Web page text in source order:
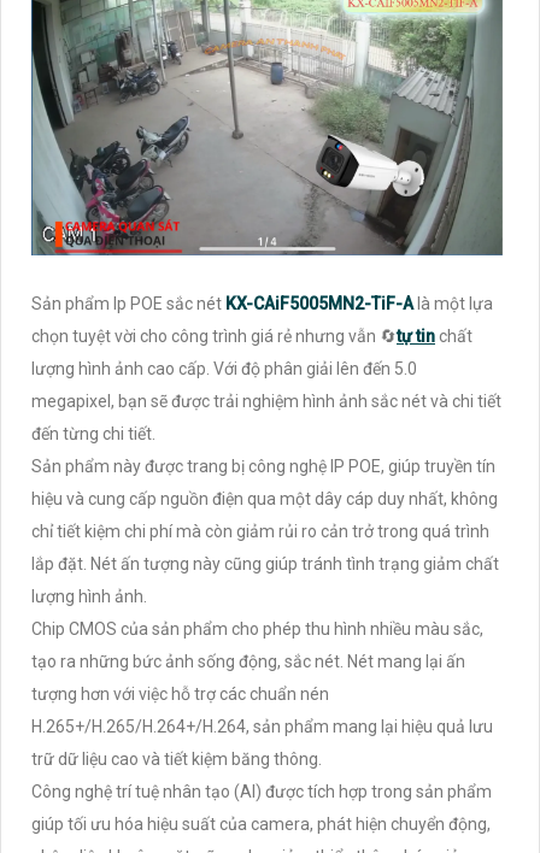
Sản phẩm Ip POE sắc nét KX-CAiF5005MN2-TiF-A là một lựa
chọn tuyệt vời cho công trình giá rẻ nhưng vẫn 🔄tự tinchất
lượng hình ảnh cao cấp. Với độ phân giải lên đến 5.0
megapixel, bạn sẽ được trải nghiệm hình ảnh sắc nét và chi tiết
đến từng chi tiết.
Sản phẩm này được trang bị công nghệ IP POE, giúp truyền tín
hiệu và cung cấp nguồn điện qua một dây cáp duy nhất, không
chỉ tiết kiệm chi phí mà còn giảm rủi ro cản trở trong quá trình
lắp đặt. Nét ấn tượng này cũng giúp tránh tình trạng giảm chất
lượng hình ảnh.
Chip CMOS của sản phẩm cho phép thu hình nhiều màu sắc,
tạo ra những bức ảnh sống động, sắc nét. Nét mang lại ấn
tượng hơn với việc hỗ trợ các chuẩn nén
H.265+/H.265/H.264+/H.264, sản phẩm mang lại hiệu quả lưu
trữ dữ liệu cao và tiết kiệm băng thông.
Công nghệ trí tuệ nhân tạo (AI) được tích hợp trong sản phẩm
giúp tối ưu hóa hiệu suất của camera, phát hiện chuyển động,